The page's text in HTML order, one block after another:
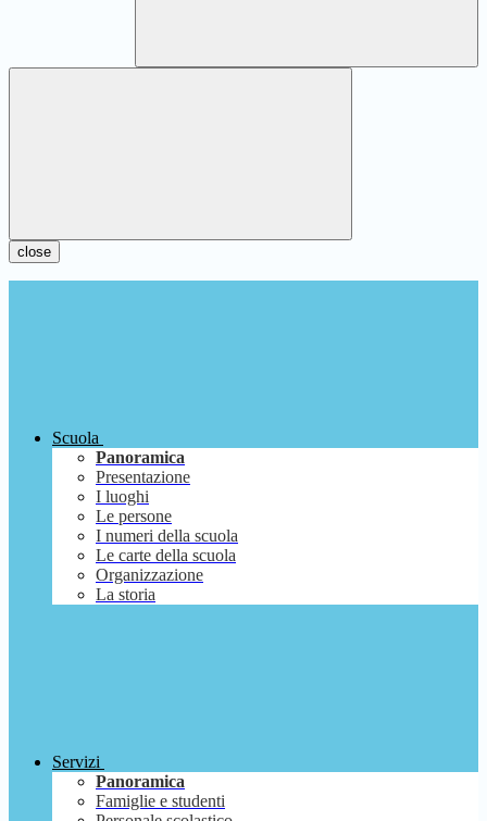
close
Scuola
Panoramica
Presentazione
I luoghi
Le persone
I numeri della scuola
Le carte della scuola
Organizzazione
La storia
Servizi
Panoramica
Famiglie e studenti